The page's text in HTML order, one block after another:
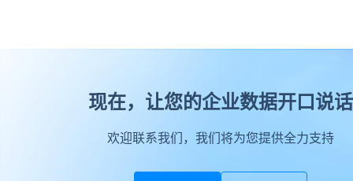
北京文件管理系统 企业网盘 企业文件管理 企业内容管理
企业云储存 企业为什么要做文件管理
现在，让您的企业数据开口说话
欢迎联系我们，我们将为您提供全力支持